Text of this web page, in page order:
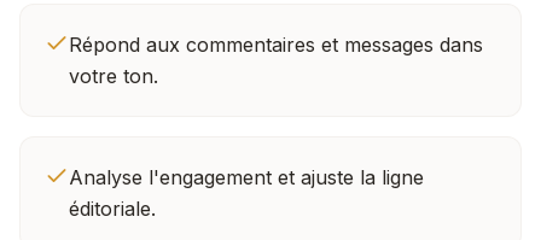
Répond aux commentaires et messages dans
votre ton.
Analyse l'engagement et ajuste la ligne
éditoriale.